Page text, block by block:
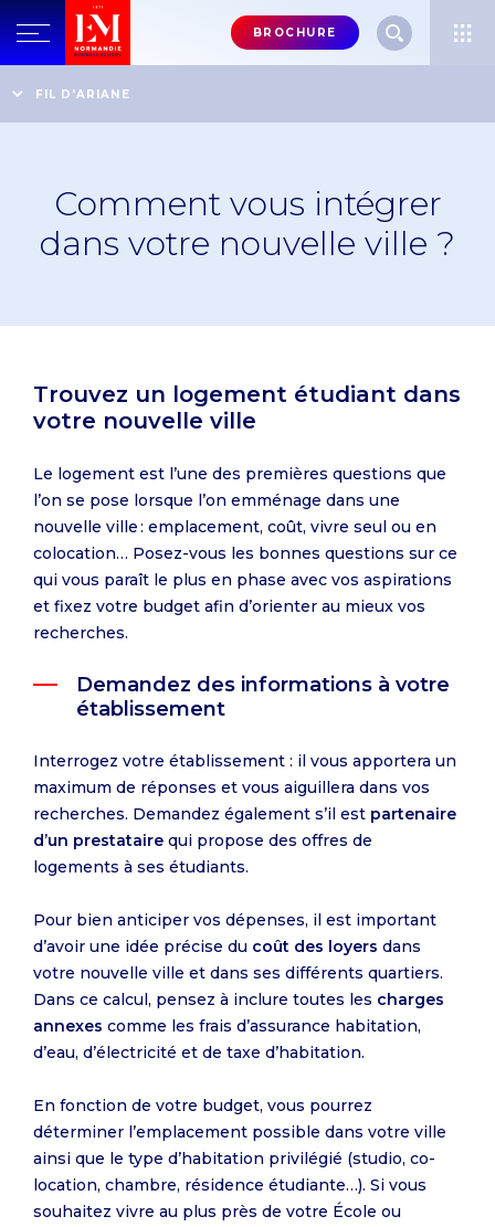
Menu
header-
BROCHURE
FIL D'ARIANE
Comment vous intégrer dans votre nouvelle ville ?
Comment vous intégrer
dans votre nouvelle ville ?
Trouvez un logement étudiant dans
votre nouvelle ville
Le logement est l’une des premières questions que
l’on se pose lorsque l’on emménage dans une
nouvelle ville : emplacement, coût, vivre seul ou en
colocation… Posez-vous les bonnes questions sur ce
qui vous paraît le plus en phase avec vos aspirations
et fixez votre budget afin d’orienter au mieux vos
recherches.
Demandez des informations à votre
établissement
Interrogez votre établissement : il vous apportera un
maximum de réponses et vous aiguillera dans vos
recherches. Demandez également s’il est partenaire
d’un prestataire qui propose des offres de
logements à ses étudiants.
Pour bien anticiper vos dépenses, il est important
d’avoir une idée précise du coût des loyers dans
votre nouvelle ville et dans ses différents quartiers.
Dans ce calcul, pensez à inclure toutes les charges
annexes comme les frais d’assurance habitation,
d’eau, d’électricité et de taxe d’habitation.
En fonction de votre budget, vous pourrez
déterminer l’emplacement possible dans votre ville
ainsi que le type d’habitation privilégié (studio, co-
location, chambre, résidence étudiante…). Si vous
souhaitez vivre au plus près de votre École ou